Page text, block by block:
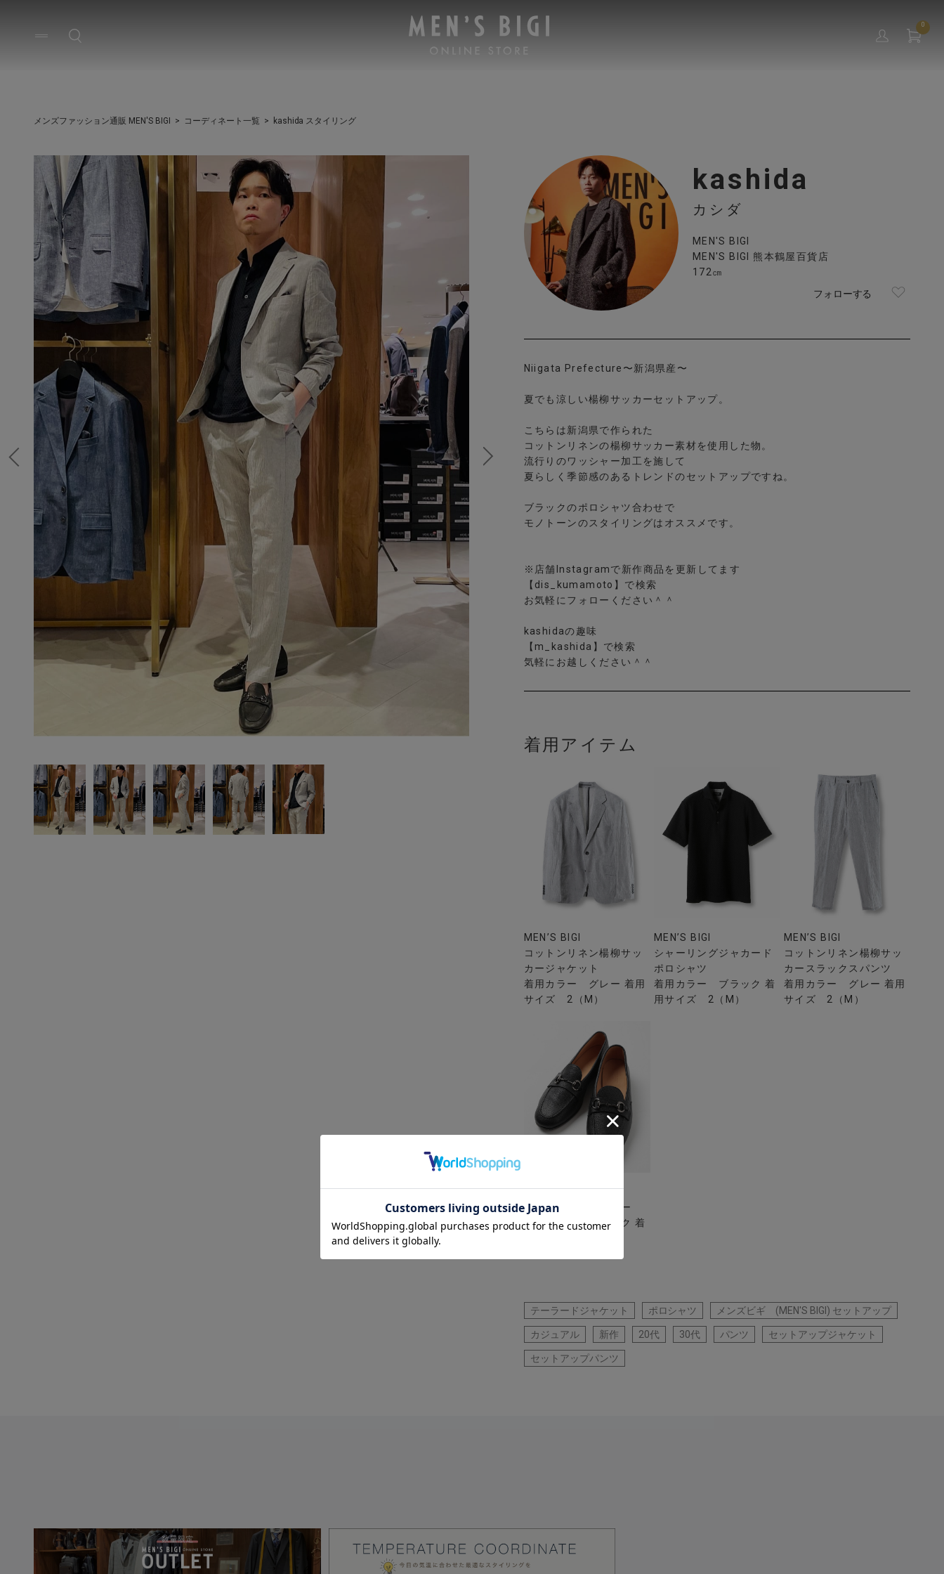
0
メンズファッション通販 MEN'S BIGI コーディネート一覧 kashida スタイリング
kashida
カシダ
MEN'S BIGI
MEN'S BIGI 熊本鶴屋百貨店
172㎝
フォローする
Niigata Prefecture〜新潟県産〜
夏でも涼しい楊柳サッカーセットアップ。
こちらは新潟県で作られた
コットンリネンの楊柳サッカー素材を使用した物。
流行りのワッシャー加工を施して
夏らしく季節感のあるトレンドのセットアップですね。
ブラックのポロシャツ合わせで
モノトーンのスタイリングはオススメです。
※店舗Instagramで新作商品を更新してます
【dis_kumamoto】で検索
お気軽にフォローください＾＾
kashidaの趣味
【m_kashida】で検索
気軽にお越しください＾＾
着用アイテム
MEN’S BIGI
コットンリネン楊柳サッ
カージャケット
着用カラー グレー 着用
サイズ 2（M）
MEN’S BIGI
シャーリングジャカード
ポロシャツ
着用カラー ブラック 着
用サイズ 2（M）
MEN’S BIGI
コットンリネン楊柳サッ
カースラックスパンツ
着用カラー グレー 着用
サイズ 2（M）
MEN’S BIGI
羊革ビットローファー
着用カラー ブラック 着
テーラードジャケット ポロシャツ メンズビギ (MEN'S BIGI) セットアップ
カジュアル 新作 20代 30代 パンツ セットアップジャケット
セットアップパンツ